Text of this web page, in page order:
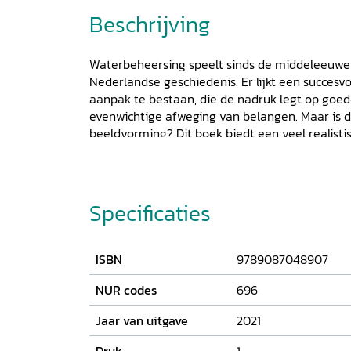
Beschrijving
Waterbeheersing speelt sinds de
Nederlandse geschiedenis. Er lijkt een
aanpak te bestaan, die de nadruk legt op
evenwichtige afweging van belangen. Maar is
beeldvorming? Dit boek biedt een veel
plaatsen en de bestuurscultuur centraal te
vormen van participatie en manieren waarop
daarbij? En wat was de invloed van bredere
geschiedenis van waterstaat en
grote thema’s in de Nederlandse
verstedelijking, de welvaart van de Gouden
transformatie van het boerenbedrijf en de
van de Republiek. Door deze benadering stelt
Specificaties
ISBN
9789087048907
NUR codes
696
Jaar van uitgave
2021